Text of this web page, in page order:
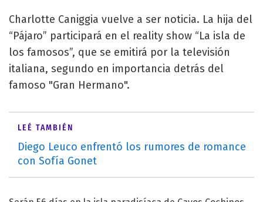
Charlotte Caniggia vuelve a ser noticia. La hija del
“Pájaro” participará en el reality show “La isla de
los famosos”, que se emitirá por la televisión
italiana, segundo en importancia detrás del
famoso "Gran Hermano".
LEÉ TAMBIÉN
Diego Leuco enfrentó los rumores de romance
con Sofía Gonet